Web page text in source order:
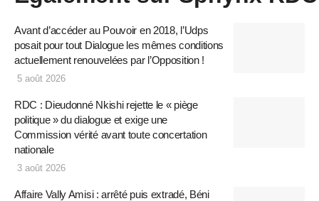
Avant d’accéder au Pouvoir en 2018, l’Udps
posait pour tout Dialogue les mêmes conditions
actuellement renouvelées par l’Opposition !
5 août 2026
RDC : Dieudonné Nkishi rejette le « piège
politique » du dialogue et exige une
Commission vérité avant toute concertation
nationale
3 août 2026
Affaire Vally Amisi : arrêté puis extradé, Béni